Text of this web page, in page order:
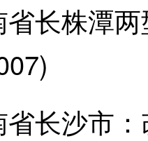
株潭两
沙市：